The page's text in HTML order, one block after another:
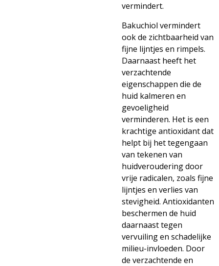
vermindert.
Bakuchiol vermindert
ook de zichtbaarheid van
fijne lijntjes en rimpels.
Daarnaast heeft het
verzachtende
eigenschappen die de
huid kalmeren en
gevoeligheid
verminderen. Het is een
krachtige antioxidant dat
helpt bij het tegengaan
van tekenen van
huidveroudering door
vrije radicalen, zoals fijne
lijntjes en verlies van
stevigheid. Antioxidanten
beschermen de huid
daarnaast tegen
vervuiling en schadelijke
milieu-invloeden. Door
de verzachtende en